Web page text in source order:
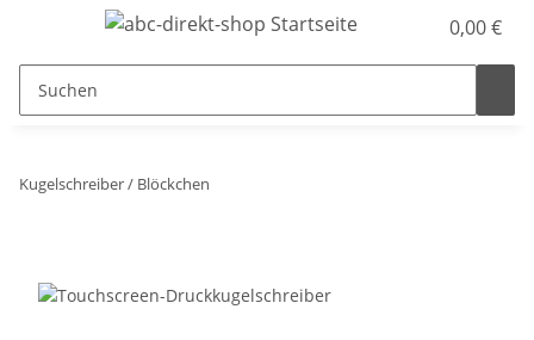
0,00 €
Kugelschreiber / Blöckchen